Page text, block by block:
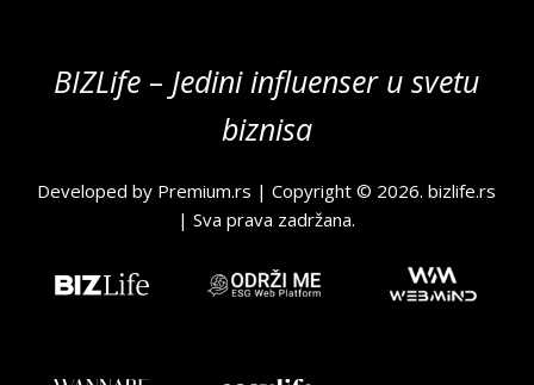
BIZLife – Jedini influenser u svetu
biznisa
Developed by Premium.rs | Copyright © 2026.bizlife.rs
| Sva prava zadržana.